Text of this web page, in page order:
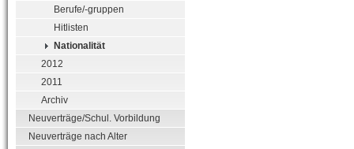
Berufe/-gruppen
Hitlisten
Nationalität
2012
2011
Archiv
Neuverträge/Schul. Vorbildung
Neuverträge nach Alter